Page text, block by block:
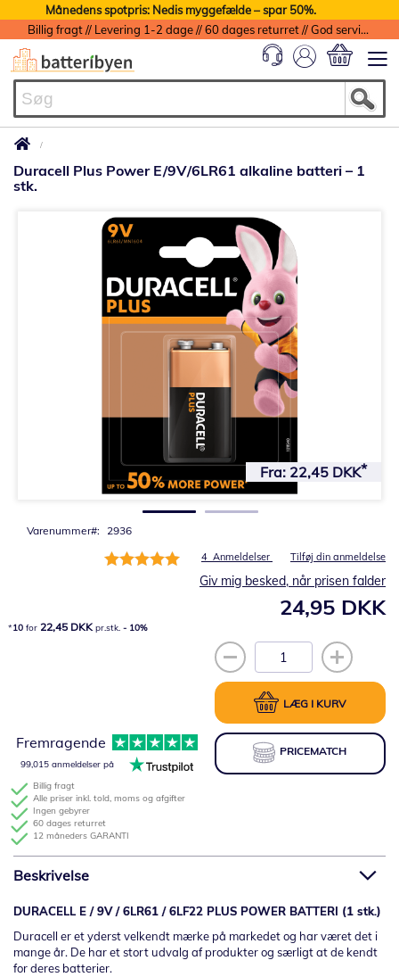
Månedens spotpris: Nedis myggefælde – spar 50%.
Billig fragt // Levering 1-2 dage // 60 dages returret // God service med garanti
Duracell Plus Power E/9V/6LR61 alkaline batteri – 1
stk.
Varenummer 2936
Bedømmelse:
4 Anmeldelser Tilføj din anmeldelse
24,95 DKK
Giv mig besked, når prisen falder
LÆG I KURV
PRICEMATCH
10 for22,45 DKK pr.stk.- 10%
Billig fragt
Alle priser inkl. told, moms og afgifter
Ingen gebyrer
60 dages returret
12 måneders GARANTI
Fremragende
99,015 anmeldelser på
Fra: 22,45 DKK
Beskrivelse
DURACELL E / 9V / 6LR61 / 6LF22 PLUS POWER BATTERI (1 stk.)
Duracell er et yderst velkendt mærke på markedet og har været det i
mange år. De har et stort udvalg af produkter og særligt at de kendt
for deres batterier.